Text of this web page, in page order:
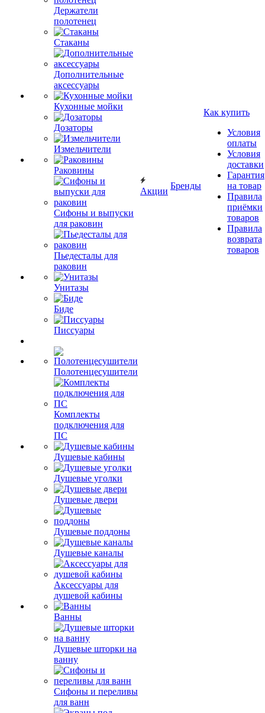
Держатели
полотенец
Стаканы
Дополнительные
аксессуары
Кухонные мойки
Дозаторы
Измельчители
Раковины
Сифоны и выпуски
для раковин
Пьедесталы для
раковин
Унитазы
Биде
Писсуары
Полотенцесушители
Комплекты
подключения для
ПС
Душевые кабины
Душевые уголки
Душевые двери
Душевые поддоны
Душевые каналы
Аксессуары для
душевой кабины
Ванны
Душевые шторки на
ванну
Сифоны и переливы
для ванн
Акции
Бренды
Как купить
Условия
оплаты
Условия
доставки
Гарантия
на товар
Правила
приёмки
товаров
Правила
возврата
товаров